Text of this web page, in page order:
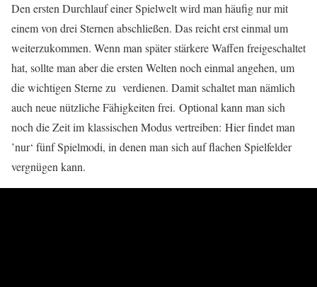
Den ersten Durchlauf einer Spielwelt wird man häufig nur mit
einem von drei Sternen abschließen. Das reicht erst einmal um
weiterzukommen. Wenn man später stärkere Waffen freigeschaltet
hat, sollte man aber die ersten Welten noch einmal angehen, um
die wichtigen Sterne zu verdienen. Damit schaltet man nämlich
auch neue nützliche Fähigkeiten frei. Optional kann man sich
noch die Zeit im klassischen Modus vertreiben: Hier findet man
’nur‘ fünf Spielmodi, in denen man sich auf flachen Spielfelder
vergnügen kann.